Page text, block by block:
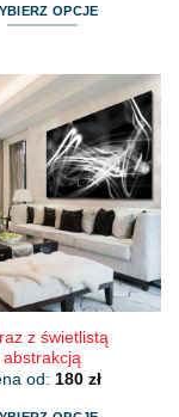
OPCJE
ma
wiele
wariantów.
Opcje
można
wybrać
na
stronie
produktu
z świetlistą
abstrakcją
od: 180 zł